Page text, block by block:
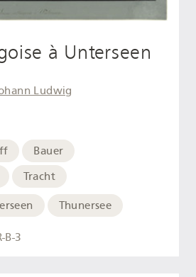
à Unterseen
Ludwig
Bauer
Tracht
Thunersee
B-3